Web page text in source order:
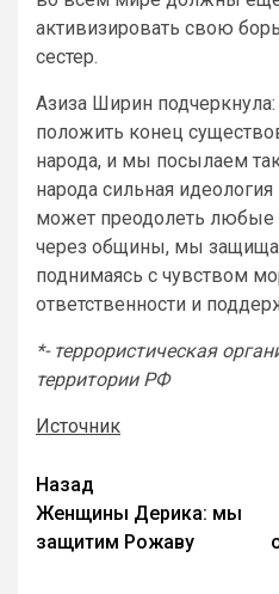
активизировать свою
сестер.
Азиза Ширин подчеркнула:
положить конец
народа, и мы посылаем
народа сильная
может преодолеть любые
через общины, мы
поднимаясь с чувством
ответственности и
*- террористическая
территории РФ
Источник
Назад
Женщины Дерика: мы
защитим Рожаву